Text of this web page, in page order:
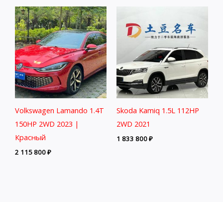
Volkswagen Lamando 1.4T
150HP 2WD 2023 |
Красный
2 115 800₽
Skoda Kamiq 1.5L 112HP
2WD 2021
1 833 800₽